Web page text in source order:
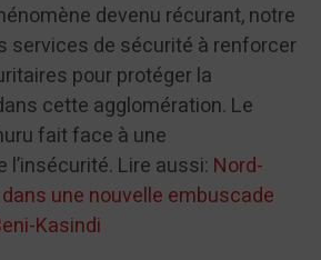
devenu récurant, notre
services de sécurité à renforcer
pour protéger la
cette agglomération. Le
fait face à une
Lire aussi: Nord-
une nouvelle embuscade
Kasindi